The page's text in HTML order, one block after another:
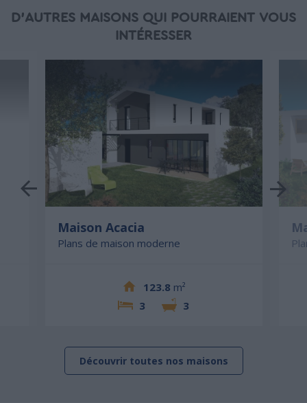
D'AUTRES MAISONS QUI POURRAIENT VOUS
INTÉRESSER
Maison Acacia
Plans de maison moderne
123.8 m²
3
3
Découvrir toutes nos maisons